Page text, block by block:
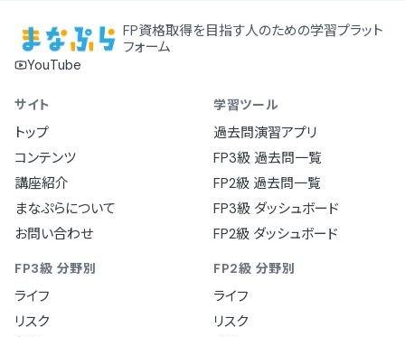
FP資格取得を目指す人のための学習プラット
フォーム
YouTube
サイト
トップ
コンテンツ
講座紹介
まなぷらについて
お問い合わせ
学習ツール
過去問演習アプリ
FP3級 過去問一覧
FP2級 過去問一覧
FP3級 ダッシュボード
FP2級 ダッシュボード
FP3級 分野別
ライフ
リスク
FP2級 分野別
ライフ
リスク